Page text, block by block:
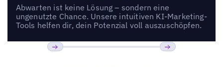
Abwarten ist keine Lösung – sondern eine
ungenutzte Chance. Unsere intuitiven KI-Marketing-
Tools helfen dir, dein Potenzial voll auszuschöpfen.